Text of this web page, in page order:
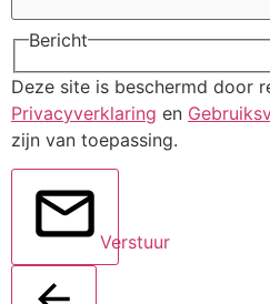
Bericht
Deze site is beschermd door
Privacyverklaring en
zijn van toepassing.
Verstuur